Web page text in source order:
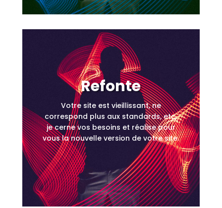
Refonte
Votre site est vieillissant, ne
correspond plus aux standards, etc,
je cerne vos besoins et réalise pour
vous la nouvelle version de votre site.